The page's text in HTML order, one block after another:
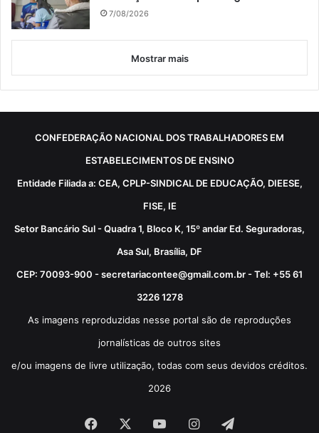
7/08/2026
Mostrar mais
CONFEDERAÇÃO NACIONAL DOS TRABALHADORES EM
ESTABELECIMENTOS DE ENSINO
Entidade Filiada a: CEA, CPLP-SINDICAL DE EDUCAÇÃO, DIEESE,
FISE, IE
Setor Bancário Sul - Quadra 1, Bloco K, 15º andar Ed. Seguradoras,
Asa Sul, Brasília, DF
CEP: 70093-900 - secretariacontee@gmail.com.br - Tel: +55 61
3226 1278
As imagens reproduzidas nesse portal são de reproduções
jornalísticas de outros sites
e/ou imagens de livre utilização, todas com seus devidos créditos.
2026
Facebook YouTubeInstagram